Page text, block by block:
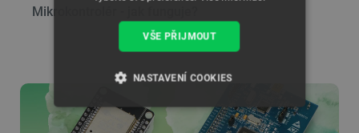
Mikrokontrolér - jak funguje?
VŠE PŘIJMOUT
NASTAVENÍ COOKIES
NEZBYTNĚ NUTNÉ SOUBORY